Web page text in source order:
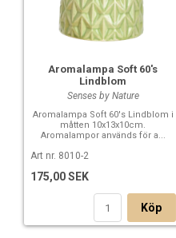
Aromalampa Soft 60's
Lindblom
Senses by Nature
Aromalampa Soft 60's Lindblom i
måtten 10x13x10cm.
Aromalampor används för a...
Art nr. 8010-2
175,00 SEK
Köp